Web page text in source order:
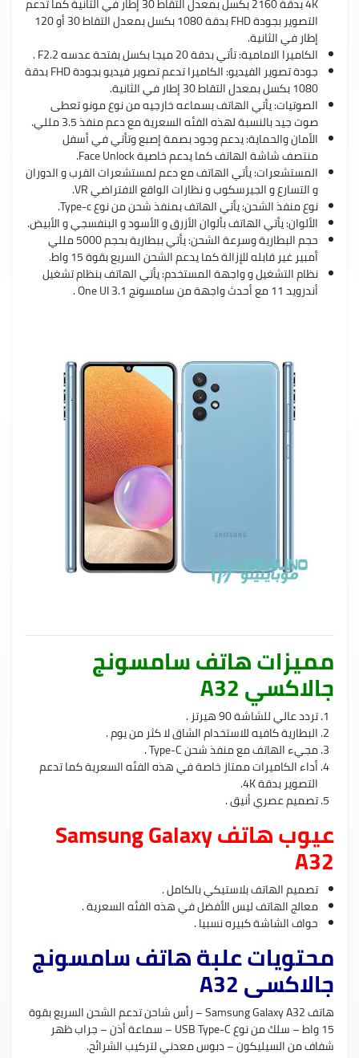
التصوير بجودة FHD بدقة 1080 بكسل بمعدل التقاط 30 أو 120
إطار في الثانية.
الكاميرا الامامية: تأتي بدقة 20 ميجا بكسل بفتحة عدسه F2.2 .
جودة تصوير الفيديو: الكاميرا تدعم تصوير فيديو بجودة FHD بدقة
1080 بكسل بمعدل التقاط 30 إطار في الثانية.
الصوتيات: يأتي الهاتف بسماعه خارجيه من نوع مونو تعطى
صوت جيد بالنسبة لهذه الفئه السعرية مع دعم منفذ 3.5 مللي.
الأمان والحماية: يدعم وجود بصمة إصبع وتأتي في أسفل
منتصف شاشة الهاتف كما يدعم خاصية Face Unlock.
المستشعرات: يأتي الهاتف مع دعم لمستشعرات القرب و الدوران
و التسارع و الجيرسكوب و نظارات الواقع الافتراضي VR.
نوع منفذ الشحن: يأتي الهاتف بمنفذ شحن من نوع Type-c.
الألوان: يأتي الهاتف بألوان الأزرق و الأسود و البنفسجي و الأبيض.
حجم البطارية وسرعة الشحن: يأتي ببطارية بحجم 5000 مللي
أمبير غير قابله للإزالة كما يدعم الشحن السريع بقوة 15 واط.
نظام التشغيل و واجهة المستخدم: يأتي الهاتف بنظام تشغيل
أندرويد 11 مع أحدث واجهة من سامسونج One UI 3.1 .
مميزات هاتف سامسونج
جالاكسي A32
تردد عالي للشاشة 90 هيرتز .
البطارية كافيه للاستخدام الشاق لا كثر من يوم .
مجيء الهاتف مع منفذ شحن Type-C .
أداء الكاميرات ممتاز خاصة في هذه الفئه السعرية كما تدعم
التصوير بدقة 4K.
تصميم عصري أنيق .
عيوب هاتف Samsung Galaxy
A32
تصميم الهاتف بلاستيكي بالكامل .
معالج الهاتف ليس الأفضل في هذه الفئه السعرية .
حواف الشاشة كبيره نسبيا .
محتويات علبة هاتف سامسونج
جالاكسى A32
هاتف Samsung Galaxy A32 – رأس شاحن تدعم الشحن السريع بقوة
15 واط – سلك من نوع USB Type-C – سماعة أذن – جراب ظهر
شفاف من السيليكون – دبوس معدني لتركيب الشرائح.